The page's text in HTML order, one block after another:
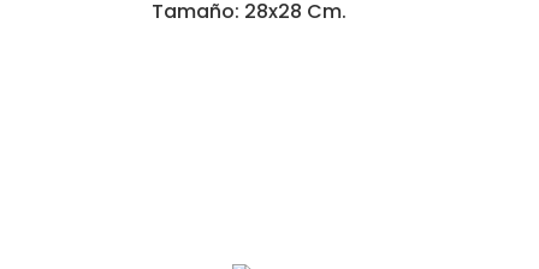
Tamaño: 28x28 Cm.